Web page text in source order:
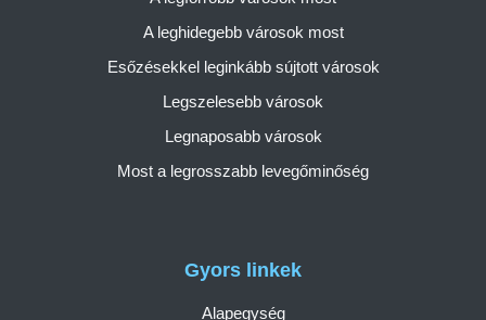
Gyors linkek
Alapegység
A leghidegebb városok most
Esőzésekkel leginkább sújtott városok
Legszelesebb városok
Legnaposabb városok
Most a legrosszabb levegőminőség